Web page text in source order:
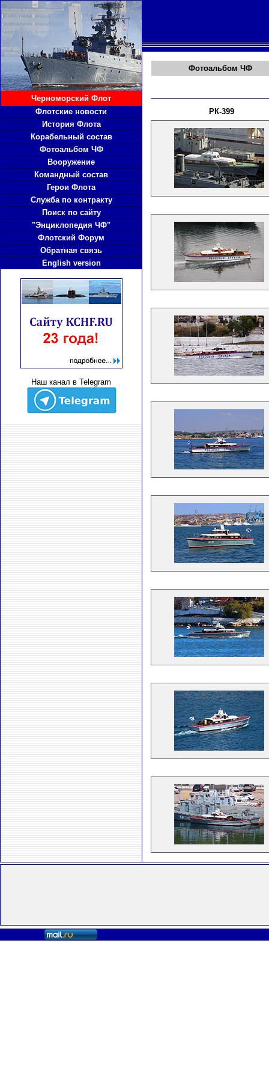
Черноморский Флот
Флотские новости
История Флота
Корабельный состав
Фотоальбом ЧФ
Вооружение
Командный состав
Герои Флота
Служба по контракту
Поиск по сайту
"Энциклопедия ЧФ"
Флотский Форум
Обратная связь
English version
Наш канал в Telegram
Фотоальбом ЧФ
РК-399